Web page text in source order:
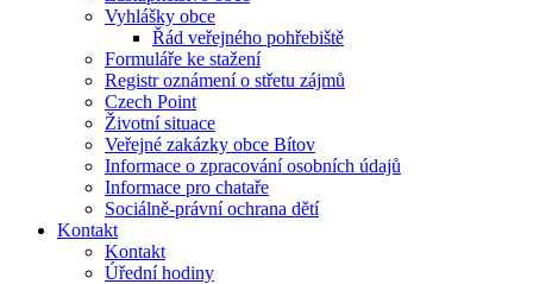
Vyhlášky obce
Řád veřejného pohřebiště
Formuláře ke stažení
Registr oznámení o střetu zájmů
Czech Point
Životní situace
Veřejné zakázky obce Bítov
Informace o zpracování osobních údajů
Informace pro chataře
Sociálně-právní ochrana dětí
Kontakt
Kontakt
Úřední hodiny